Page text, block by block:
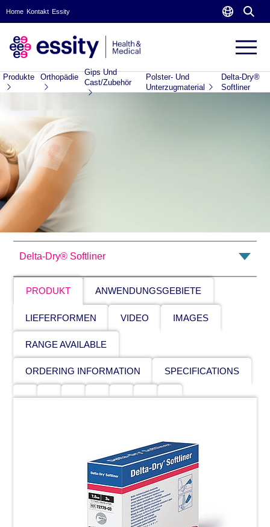
Home Kontakt Essity
Produkte Orthopädie
Gips Und
Cast/Zubehör
Polster- Und
Unterzugmaterial
Delta-Dry®
Softliner
Delta-Dry® Softliner
PRODUKT ANWENDUNGSGEBIETE
LIEFERFORMEN VIDEO IMAGES
RANGE AVAILABLE
ORDERING INFORMATION SPECIFICATIONS